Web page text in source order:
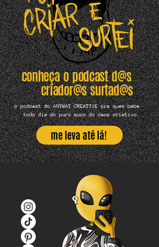
conheça o podcast d@s
criador@s surtad@s
o podcast do ANYWAY CREATIVE pra quem bebe
todo dia do puro suco do caos criativo.
me leva até lá!